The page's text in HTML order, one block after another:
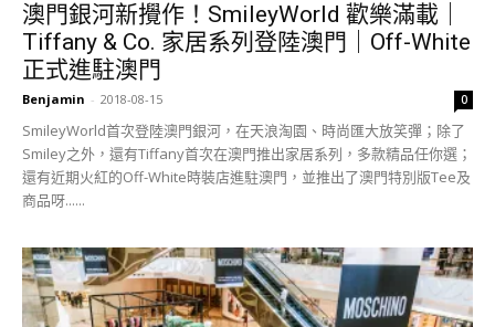
澳門銀河新攪作！SmileyWorld 歡樂滿載｜
Tiffany & Co. 家居系列登陸澳門｜Off-White
正式進駐澳門
Benjamin - 2018-08-15 0
SmileyWorld首次登陸澳門銀河，在天浪淘園、時尚匯大放笑彈；除了
Smiley之外，還有Tiffany首次在澳門推出家居系列，多款精品任你選；
還有近期火紅的Off-White時裝店進駐澳門，並推出了澳門特別版Tee及
商品呀......